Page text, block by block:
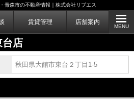
青森市の不動産情報｜株式会社リブエス
賃貸管理 店舗案内
MENU
台店
秋田県大館市東台２丁目1-5